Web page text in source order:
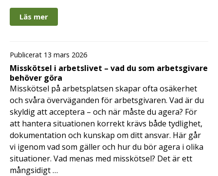
Läs mer
Publicerat 13 mars 2026
Misskötsel i arbetslivet – vad du som arbetsgivare
behöver göra
Misskötsel på arbetsplatsen skapar ofta osäkerhet
och svåra överväganden för arbetsgivaren. Vad är du
skyldig att acceptera – och när måste du agera? För
att hantera situationen korrekt krävs både tydlighet,
dokumentation och kunskap om ditt ansvar. Här går
vi igenom vad som gäller och hur du bör agera i olika
situationer. Vad menas med misskötsel? Det är ett
mångsidigt …